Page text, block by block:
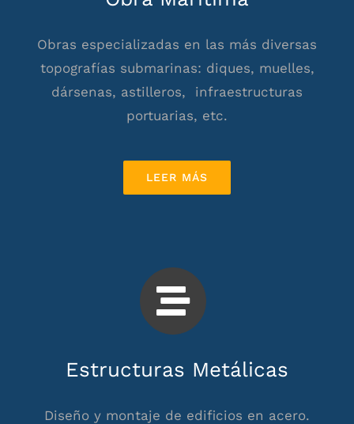
Obras especializadas en las más diversas
topografías submarinas: diques, muelles,
dársenas, astilleros, infraestructuras
portuarias, etc.
LEER MÁS
Estructuras Metálicas
Diseño y montaje de edificios en acero.